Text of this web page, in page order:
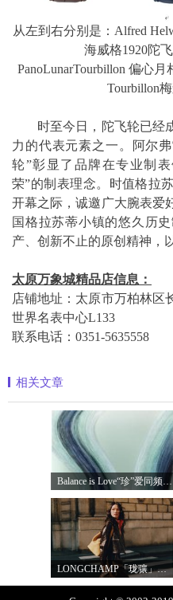
从左到右分别是：Alfred
海威格1920陀
PanoLunarTourbillon 偏心
Tourbillon
时至今日，陀飞轮已经
力的代表元素之一。阿尔
轮”彰显了品牌在专业制
荣”的制表理念。时值格拉
开幕之际，诚邀广大腕表爱
国格拉苏蒂小镇的悠久历
产、创新不止的原创精神，
太原万象城精品店信息：
店铺地址：太原市万柏林区
世界名表中心L133
联系电话：0351-5635558
相关文章
Balance is Love“珍”爱同频 耀启七夕 TASA
LONGCHAMP「珑骧」全新LE CADENCE 系列 奏响法